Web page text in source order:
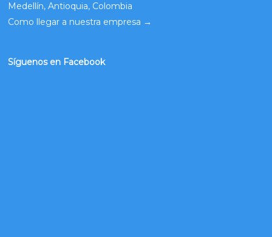
Medellín, Antioquia, Colombia
Como llegar a nuestra empresa →
Síguenos en Facebook